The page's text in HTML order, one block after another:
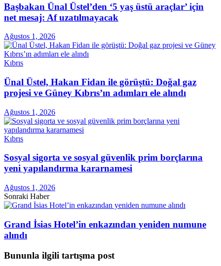
Başbakan Ünal Üstel’den ‘5 yaş üstü araçlar’ için
net mesaj: Af uzatılmayacak
Ağustos 1, 2026
Kıbrıs
Ünal Üstel, Hakan Fidan ile görüştü: Doğal gaz
projesi ve Güney Kıbrıs’ın adımları ele alındı
Ağustos 1, 2026
Kıbrıs
Sosyal sigorta ve sosyal güvenlik prim borçlarına
yeni yapılandırma kararnamesi
Ağustos 1, 2026
Sonraki Haber
Grand İsias Hotel’in enkazından yeniden numune
alındı
Bununla ilgili tartışma post